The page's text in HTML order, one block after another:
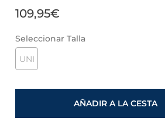
109,95€
Seleccionar Talla
UNI
AÑADIR A LA CESTA